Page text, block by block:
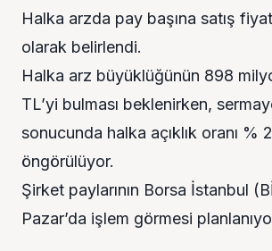
Halka arzda pay başına satış
olarak belirlendi.
Halka arz büyüklüğünün 898
TL’yi bulması beklenirken,
sonucunda halka açıklık oranı %
öngörülüyor.
Şirket paylarının Borsa İstanbul
Pazar’da işlem görmesi